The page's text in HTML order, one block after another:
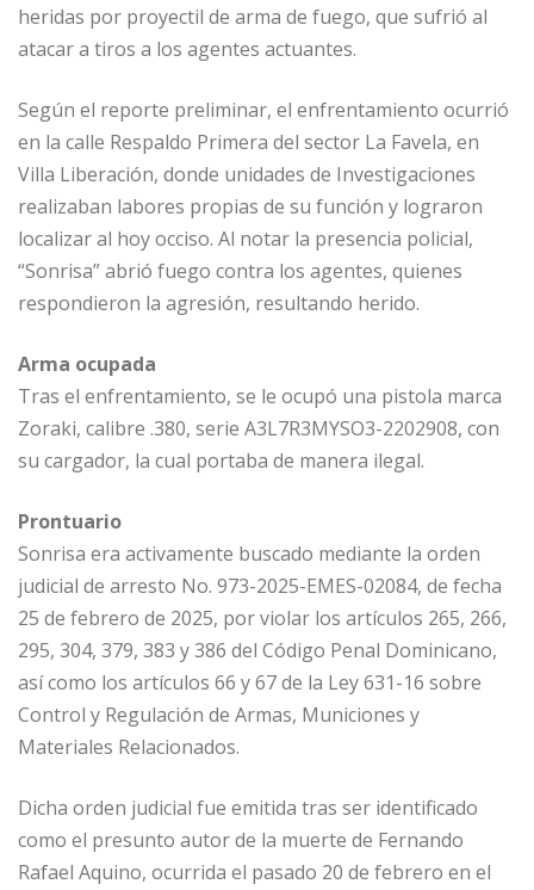
heridas por proyectil de arma de fuego, que sufrió al
atacar a tiros a los agentes actuantes.
Según el reporte preliminar, el enfrentamiento ocurrió
en la calle Respaldo Primera del sector La Favela, en
Villa Liberación, donde unidades de Investigaciones
realizaban labores propias de su función y lograron
localizar al hoy occiso. Al notar la presencia policial,
“Sonrisa” abrió fuego contra los agentes, quienes
respondieron la agresión, resultando herido.
Arma ocupada
Tras el enfrentamiento, se le ocupó una pistola marca
Zoraki, calibre .380, serie A3L7R3MYSO3-2202908, con
su cargador, la cual portaba de manera ilegal.
Prontuario
Sonrisa era activamente buscado mediante la orden
judicial de arresto No. 973-2025-EMES-02084, de fecha
25 de febrero de 2025, por violar los artículos 265, 266,
295, 304, 379, 383 y 386 del Código Penal Dominicano,
así como los artículos 66 y 67 de la Ley 631-16 sobre
Control y Regulación de Armas, Municiones y
Materiales Relacionados.
Dicha orden judicial fue emitida tras ser identificado
como el presunto autor de la muerte de Fernando
Rafael Aquino, ocurrida el pasado 20 de febrero en el